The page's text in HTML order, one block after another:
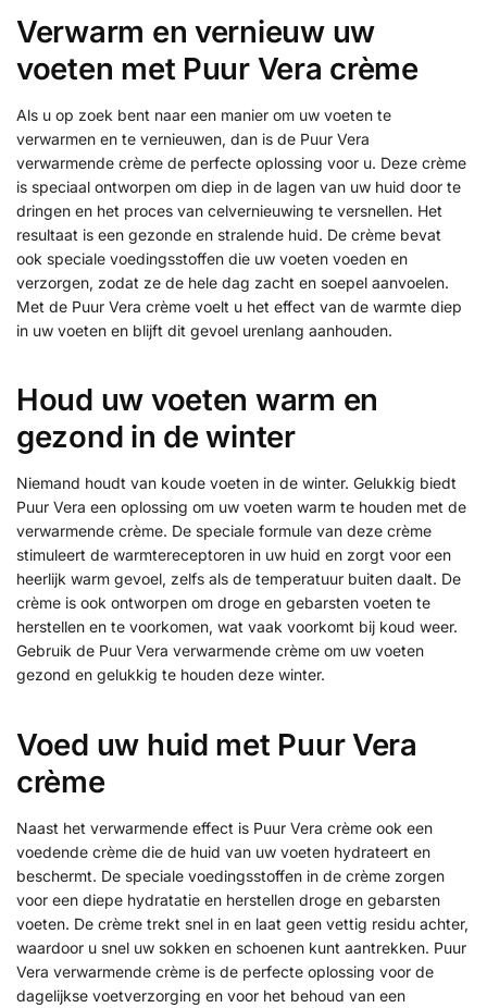
Verwarm en vernieuw uw
voeten met Puur Vera crème
Als u op zoek bent naar een manier om uw voeten te
verwarmen en te vernieuwen, dan is de Puur Vera
verwarmende crème de perfecte oplossing voor u. Deze crème
is speciaal ontworpen om diep in de lagen van uw huid door te
dringen en het proces van celvernieuwing te versnellen. Het
resultaat is een gezonde en stralende huid. De crème bevat
ook speciale voedingsstoffen die uw voeten voeden en
verzorgen, zodat ze de hele dag zacht en soepel aanvoelen.
Met de Puur Vera crème voelt u het effect van de warmte diep
in uw voeten en blijft dit gevoel urenlang aanhouden.
Houd uw voeten warm en
gezond in de winter
Niemand houdt van koude voeten in de winter. Gelukkig biedt
Puur Vera een oplossing om uw voeten warm te houden met de
verwarmende crème. De speciale formule van deze crème
stimuleert de warmtereceptoren in uw huid en zorgt voor een
heerlijk warm gevoel, zelfs als de temperatuur buiten daalt. De
crème is ook ontworpen om droge en gebarsten voeten te
herstellen en te voorkomen, wat vaak voorkomt bij koud weer.
Gebruik de Puur Vera verwarmende crème om uw voeten
gezond en gelukkig te houden deze winter.
Voed uw huid met Puur Vera
crème
Naast het verwarmende effect is Puur Vera crème ook een
voedende crème die de huid van uw voeten hydrateert en
beschermt. De speciale voedingsstoffen in de crème zorgen
voor een diepe hydratatie en herstellen droge en gebarsten
voeten. De crème trekt snel in en laat geen vettig residu achter,
waardoor u snel uw sokken en schoenen kunt aantrekken. Puur
Vera verwarmende crème is de perfecte oplossing voor de
dagelijkse voetverzorging en voor het behoud van een